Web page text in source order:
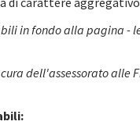
in fondo alla pagina -
dell'assessorato alle